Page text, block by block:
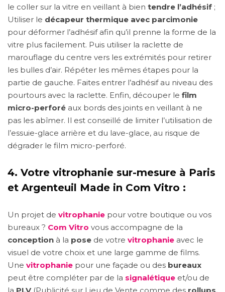
le coller sur la vitre en veillant à bien tendre l’adhésif ;
Utiliser le décapeur thermique avec parcimonie
pour déformer l’adhésif afin qu’il prenne la forme de la
vitre plus facilement. Puis utiliser la raclette de
marouflage du centre vers les extrémités pour retirer
les bulles d’air. Répéter les mêmes étapes pour la
partie de gauche. Faites entrer l’adhésif au niveau des
pourtours avec la raclette. Enfin, découper le film
micro-perforé aux bords des joints en veillant à ne
pas les abîmer. Il est conseillé de limiter l’utilisation de
l’essuie-glace arrière et du lave-glace, au risque de
dégrader le film micro-perforé.
4. Votre vitrophanie sur-mesure à Paris
et Argenteuil Made in Com Vitro :
Un projet de vitrophanie pour votre boutique ou vos
bureaux ? Com Vitro vous accompagne de la
conception à la pose de votre vitrophanie avec le
visuel de votre choix et une large gamme de films.
Une vitrophanie pour une façade ou des bureaux
peut être compléter par de la signalétique et/ou de